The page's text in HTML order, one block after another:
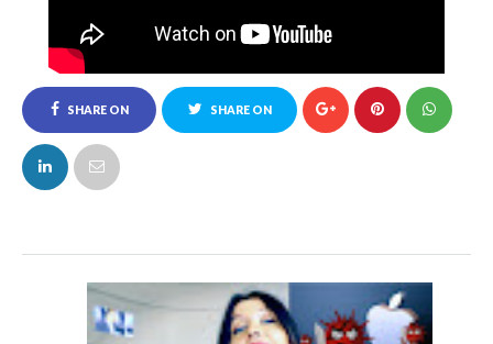
SHARE ON
FACEBOOK
SHARE ON